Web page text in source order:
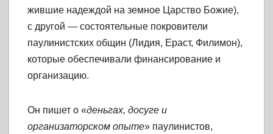
жившие надеждой на земное Царство Божие),
с другой — состоятельные покровители
паулинистских общин (Лидия, Ераст, Филимон),
которые обеспечивали финансирование и
организацию.
Он пишет о «деньгах, досуге и
организаторском опыте» паулинистов,